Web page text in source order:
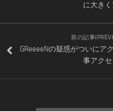
に大きく
前の記事
GReeeeNの疑惑がついにア
事アクセ